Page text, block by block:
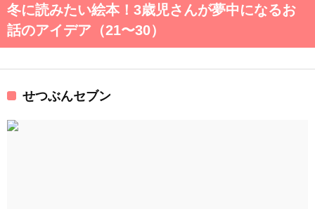
冬に読みたい絵本！3歳児さんが夢中になるお
話のアイデア（21〜30）
せつぶんセブン